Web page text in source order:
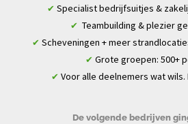
✔ Specialist bedrijfsuitjes &
✔ Teambuilding & plezier
✔ Scheveningen + meer
✔ Grote groepen: 500+
✔ Voor alle deelnemers wat
De volgende bedrijven